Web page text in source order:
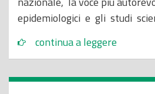
epidemiologici e gli studi
continua a leggere